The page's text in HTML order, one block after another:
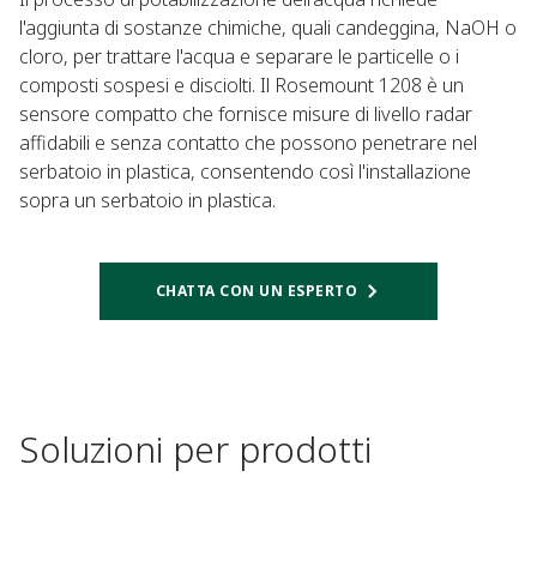
l'aggiunta di sostanze chimiche, quali candeggina, NaOH o
cloro, per trattare l'acqua e separare le particelle o i
composti sospesi e disciolti. Il Rosemount 1208 è un
sensore compatto che fornisce misure di livello radar
affidabili e senza contatto che possono penetrare nel
serbatoio in plastica, consentendo così l'installazione
sopra un serbatoio in plastica.
CHATTA CON UN ESPERTO
Soluzioni per prodotti